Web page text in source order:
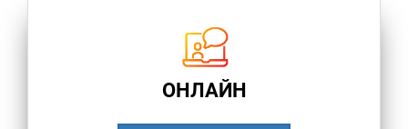
ОНЛАЙН